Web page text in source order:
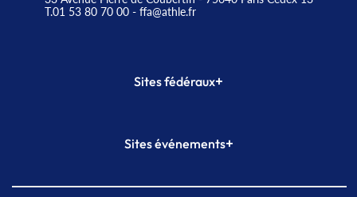
T.01 53 80 70 00- ffa@athle.fr
Sites fédéraux+
Plateforme Formation
Sites événements+
Meeting de Paris indoor